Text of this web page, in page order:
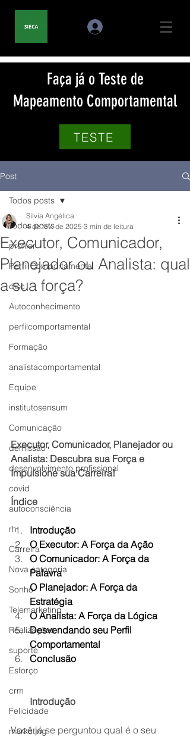
Faça já o Teste de
Mapeamento Comportamental
TESTE
Post
Todos posts
profiler
Perfil Comportamental
disc
Autoconhecimento
perfilcomportamental
Formação
analistacomportamental
Equipe
institutosensum
Comunicação
demissão
desenvolvimento profissional
covid
autoconsciência
rh
Carreira
Nova categoria
Sonho
Telemarketing
Realizações
suporte
Esforço
crm
Felicidade
marketing
Todos posts
Executor, Comunicador,
Planejador ou Analista: qual
a sua força?
Silvia Angélica
4 de fev. de 2025 3 min de leitura
Executor, Comunicador, Planejador ou
Analista: Descubra sua Força e
Impulsione sua Carreira!
Índice
Introdução
O Executor: A Força da Ação
O Comunicador: A Força da
Palavra
O Planejador: A Força da
Estratégia
O Analista: A Força da Lógica
Desvendando seu Perfil
Comportamental
Conclusão
Introdução
Você já se perguntou qual é o seu